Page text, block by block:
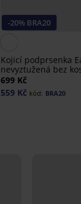
-20% BRA20
Kojicí podprsenka
nevyztužená bez
699 Kč
559 Kč kód: BRA20